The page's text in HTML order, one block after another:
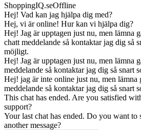
ShoppingIQ.seOffline
Hej! Vad kan jag hjälpa dig med?
Hej, vi är online! Hur kan vi hjälpa dig?
Hej! Jag är upptagen just nu, men lämna
chatt meddelande så kontaktar jag dig så
möjligt.
Hej! Jag är upptagen just nu, men lämna
meddelande så kontaktar jag dig så snart
Hej! jag är inte online just nu, men lämna
meddelande så kontaktar jag dig så snart
This chat has ended. Are you satisfied
support?
Your last chat has ended. Do you want to
another message?